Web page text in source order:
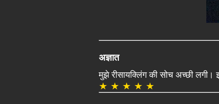
अज्ञात
मुझे रीसायक्लिंग की सोच अच्छी लगी।
★ ★ ★ ★ ★